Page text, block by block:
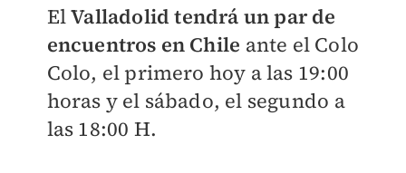
ElValladolid tendrá un par de
encuentros en Chile ante el Colo
Colo, el primero hoy a las 19:00
horas y el sábado, el segundo a
las 18:00 H.